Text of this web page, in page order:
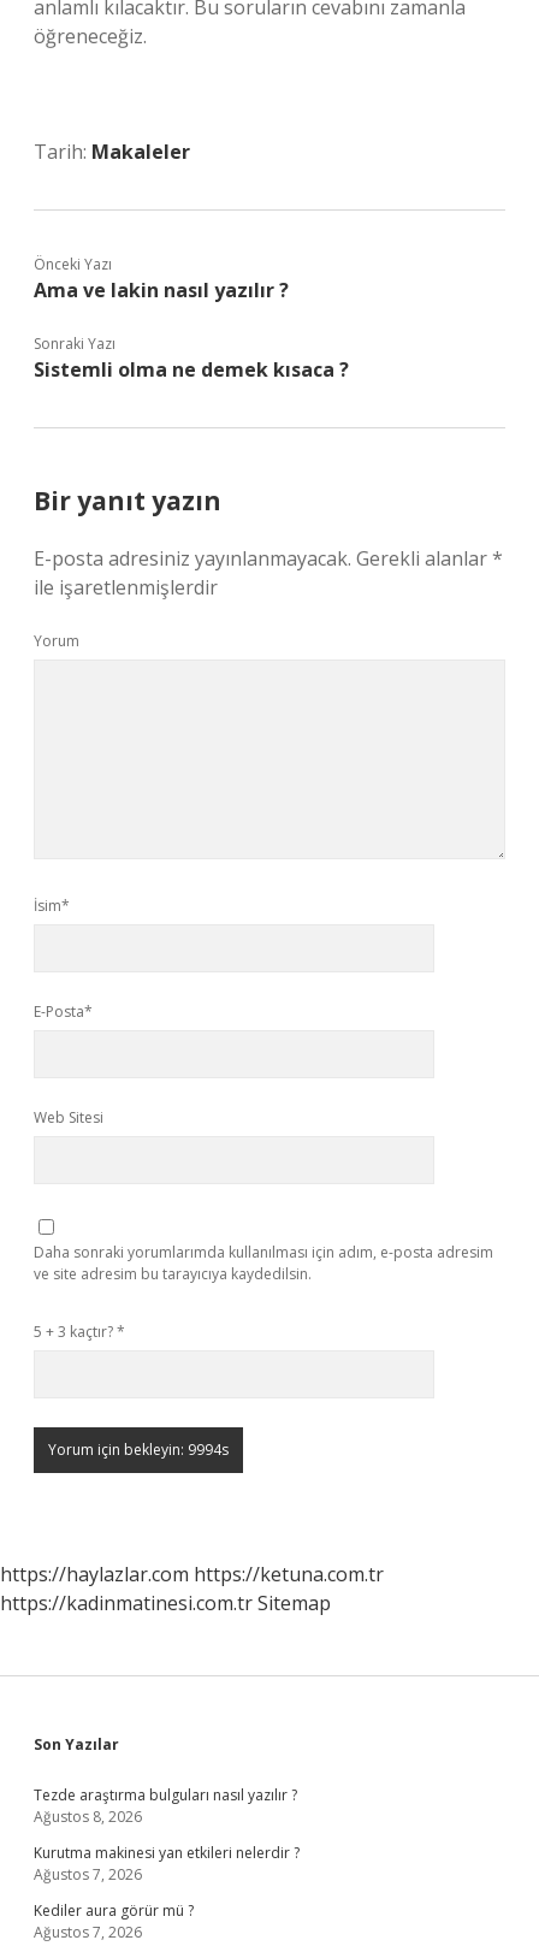
anlamlı kılacaktır. Bu soruların cevabını zamanla
öğreneceğiz.
Tarih: Makaleler
Önceki Yazı
Ama ve lakin nasıl yazılır ?
Sonraki Yazı
Sistemli olma ne demek kısaca ?
Bir yanıt yazın
E-posta adresiniz yayınlanmayacak. Gerekli alanlar*
ile işaretlenmişlerdir
Yorum
İsim*
E-Posta*
Web Sitesi
Daha sonraki yorumlarımda kullanılması için adım, e-posta adresim
ve site adresim bu tarayıcıya kaydedilsin.
5 + 3 kaçtır?*
https://haylazlar.com https://ketuna.com.tr
https://kadinmatinesi.com.trSitemap
Sidebar
Son Yazılar
Tezde araştırma bulguları nasıl yazılır ?
Ağustos 8, 2026
Kurutma makinesi yan etkileri nelerdir ?
Ağustos 7, 2026
Kediler aura görür mü ?
Ağustos 7, 2026